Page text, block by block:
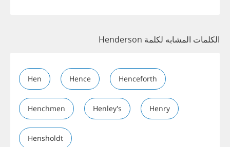
الكلمات المشابه لكلمة Henderson
Hen Hence Henceforth
Henchmen Henley's Henry
Hensholdt